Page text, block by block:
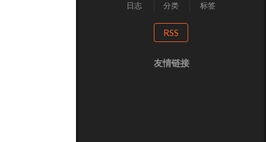
日志 分类 标签
RSS
友情链接